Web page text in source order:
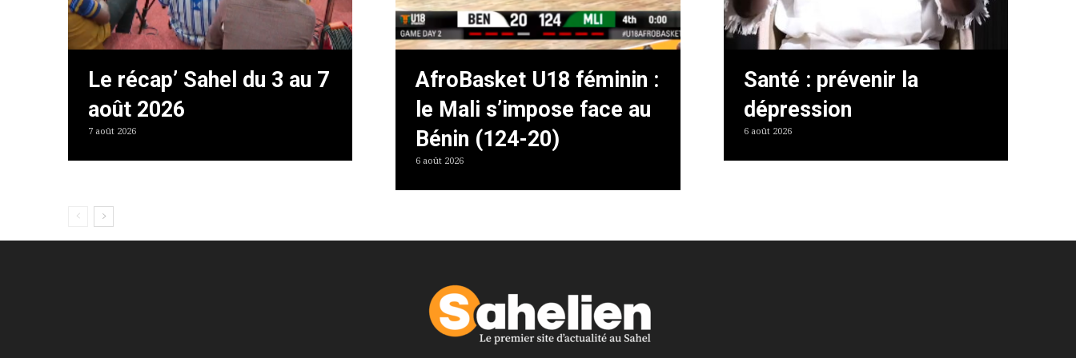
Le récap’ Sahel du 3 au 7
août 2026
7 août 2026
AfroBasket U18 féminin :
le Mali s’impose face au
Bénin (124-20)
6 août 2026
Santé : prévenir la
dépression
6 août 2026